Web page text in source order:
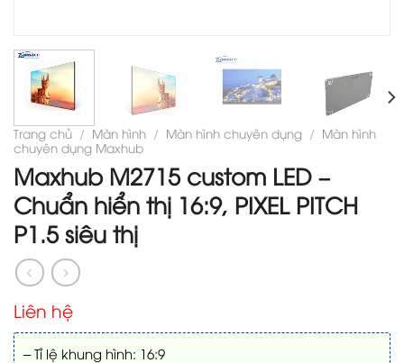
Trang chủ / Màn hình / Màn hình chuyên dụng / Màn hình
chuyên dụng Maxhub
Maxhub M2715 custom LED –
Chuẩn hiển thị 16:9, PIXEL PITCH
P1.5 siêu thị
Liên hệ
– Tỉ lệ khung hình: 16:9